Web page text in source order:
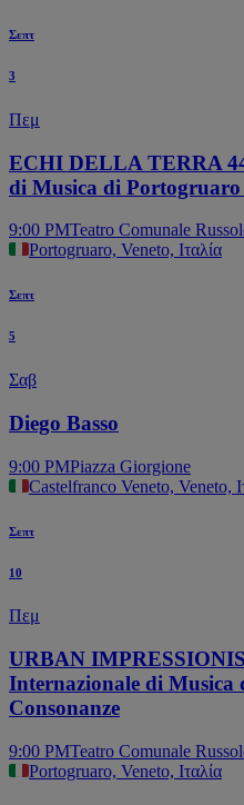
Σεπτ
3
Πεμ
ECHI DELLA TERRA
di Musica di Portogruaro
9:00 PMTeatro Comunale
Portogruaro, Veneto, Ιταλία
Σεπτ
5
Σαβ
Diego Basso
9:00 PMPiazza Giorgione
Castelfranco Veneto, Veneto,
Σεπτ
10
Πεμ
URBAN
Internazionale di Musica
Consonanze
9:00 PMTeatro Comunale
Portogruaro, Veneto, Ιταλία